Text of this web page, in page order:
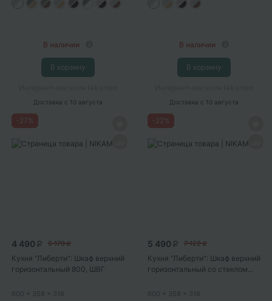
В наличии
В корзину
Доставка с 10 августа
В наличии
В корзину
Доставка с 10 августа
27%
4 490 P 6 170 P
Кухня "Либерти": Шкаф верхний
горизонтальный 800, ШВГ
800 x 358 x 318
22%
5 490 P 7 122 P
Кухня "Либерти": Шкаф верхний
горизонтальный со стеклом...
800 x 358 x 318